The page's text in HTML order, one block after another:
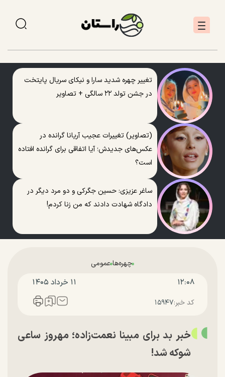
تغییر چهره شدید سارا و نیکای سریال پایتخت
در جشن تولد ۲۲ سالگی + تصاویر
(تصاویر) تغییرات عجیب آریانا گرانده در
عکس‌های جدیدش؛ آیا اتفاقی برای گرانده افتاده
است؟
ساغر عزیزی: حسین جگرکی و دو مرد دیگر در
دادگاه شهادت دادند که من زنا کردم!
چهره‌هاعمومی
۱۲:۰۸ ۱۱ خرداد ۱۴۰۵
کد خبر:۱۵۹۴۷
خبر بد برای مبینا نعمت‌زاده؛ مهروز ساعی
شوکه شد!